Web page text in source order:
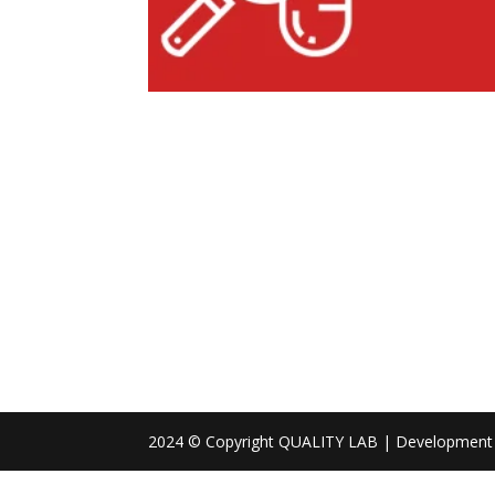
2024 © Copyright QUALITY LAB | Development